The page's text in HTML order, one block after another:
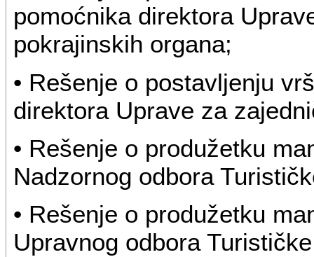
pomoćnika direktora
pokrajinskih organa;
• Rešenje o postavljenju
direktora Uprave za
• Rešenje o produžetku
Nadzornog odbora
• Rešenje o produžetku
Upravnog odbora